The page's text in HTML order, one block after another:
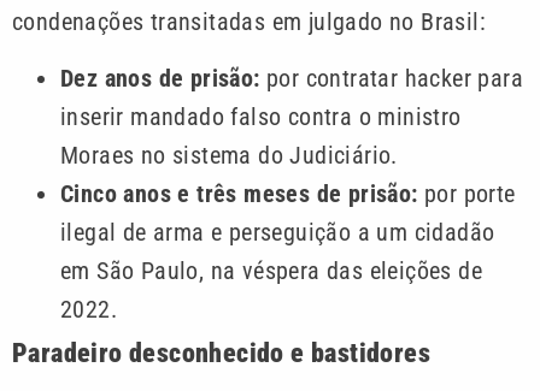
condenações transitadas em julgado no Brasil:
Dez anos de prisão: por contratar hacker para
inserir mandado falso contra o ministro
Moraes no sistema do Judiciário.
Cinco anos e três meses de prisão: por porte
ilegal de arma e perseguição a um cidadão
em São Paulo, na véspera das eleições de
2022.
Paradeiro desconhecido e bastidores